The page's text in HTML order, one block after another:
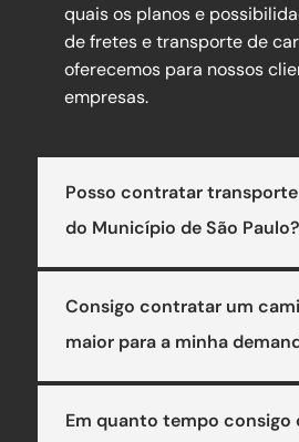
quais os planos e
de fretes e transporte de
oferecemos para nossos
empresas.
Posso contratar
do Município de São Paulo?
Consigo contratar um
maior para a minha
Em quanto tempo